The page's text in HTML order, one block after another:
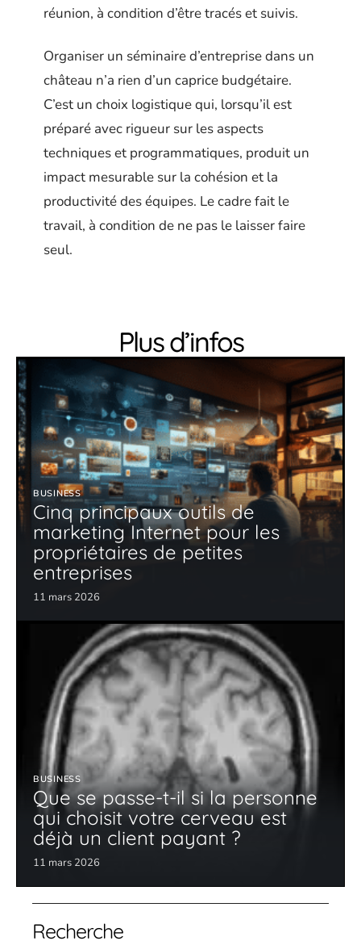
réunion, à condition d’être tracés et suivis.
Organiser un séminaire d’entreprise dans un
château n’a rien d’un caprice budgétaire.
C’est un choix logistique qui, lorsqu’il est
préparé avec rigueur sur les aspects
techniques et programmatiques, produit un
impact mesurable sur la cohésion et la
productivité des équipes. Le cadre fait le
travail, à condition de ne pas le laisser faire
seul.
Plus d’infos
BUSINESS
Cinq principaux outils de
marketing Internet pour les
propriétaires de petites
entreprises
11 mars 2026
BUSINESS
Que se passe-t-il si la personne
qui choisit votre cerveau est
déjà un client payant ?
11 mars 2026
Recherche